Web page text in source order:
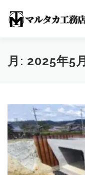
ホーム 施工実績
月: 2025年5月